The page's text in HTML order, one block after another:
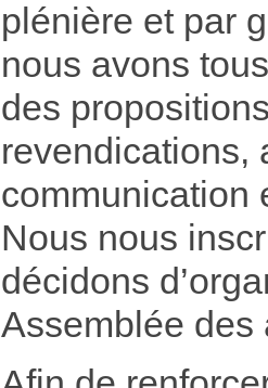
plénière et par
nous avons
des
revendications,
communication
Nous nous
décidons
Assemblée des